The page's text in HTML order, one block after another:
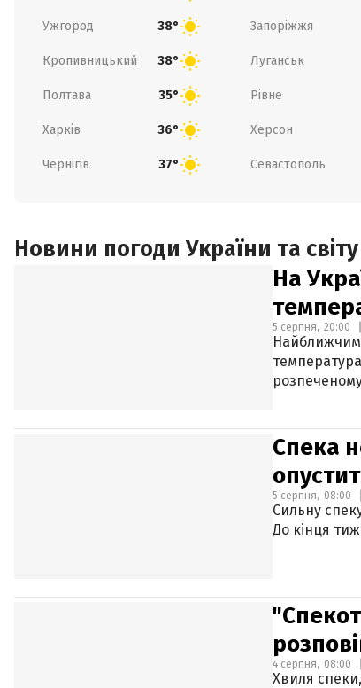
Ужгород 38° Запоріжжя
Кропивницький 38° Луганськ
Полтава 35° Рівне
Харків 36° Херсон
Чернігів 37° Севастополь
Новини погоди України та світу
На
5 серпня, 20:00
Спека
5 серпня, 08:00
Сильну
До кінця
4 серпня, 08:00
Хвиля